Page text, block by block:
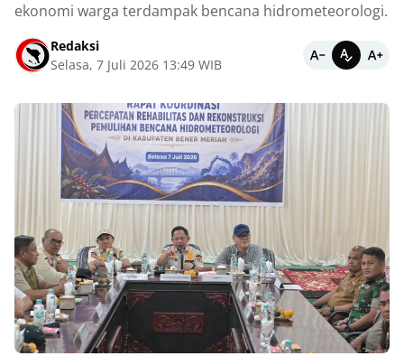
ekonomi warga terdampak bencana hidrometeorologi.
Redaksi
Selasa, 7 Juli 2026 13:49 WIB